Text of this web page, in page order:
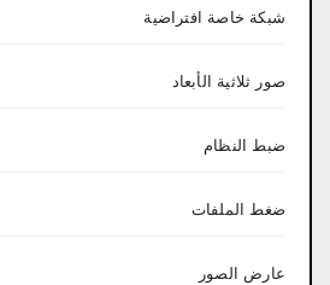
شبكة خاصة افتراضية
صور ثلاثية الأبعاد
ضبط النظام
ضغط الملفات
عارض الصور